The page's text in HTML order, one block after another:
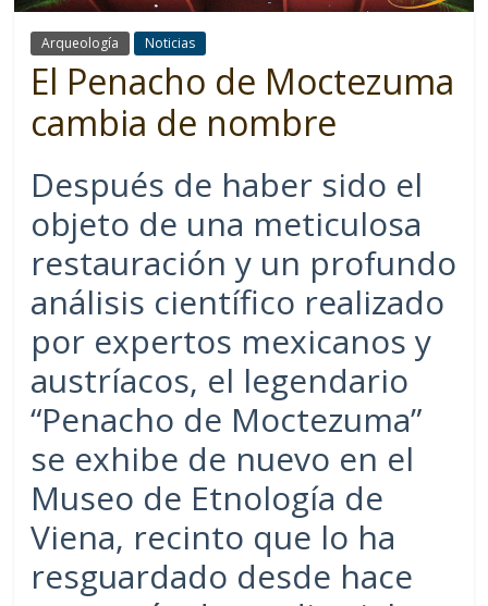
Arqueología Noticias
El Penacho de Moctezuma
cambia de nombre
Después de haber sido el
objeto de una meticulosa
restauración y un profundo
análisis científico realizado
por expertos mexicanos y
austríacos, el legendario
“Penacho de Moctezuma”
se exhibe de nuevo en el
Museo de Etnología de
Viena, recinto que lo ha
resguardado desde hace